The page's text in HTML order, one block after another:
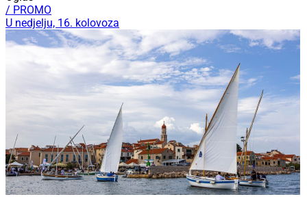
/ PROMO
U nedjelju, 16. kolovoza